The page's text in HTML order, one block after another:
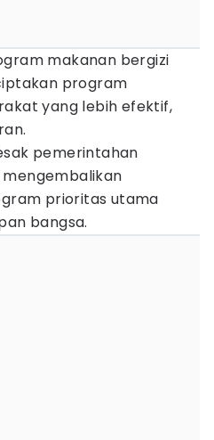
makanan bergizi
program
yang lebih efektif,
pemerintahan
prioritas utama
bangsa.